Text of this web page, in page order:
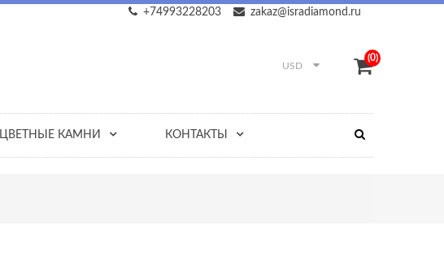
zakaz@isradiamond.ru
+74993228203
USD
(0)
ЦВЕТНЫЕ КАМНИ КОНТАКТЫ